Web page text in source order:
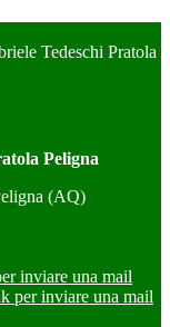
Tedeschi Pratola
Peligna
(AQ)
inviare una mail
per inviare una mail